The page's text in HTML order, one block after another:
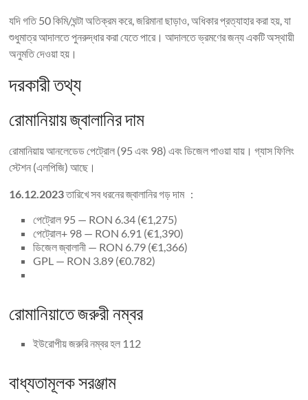
যদি গতি 50 কিমি/ঘন্টা অতিক্রম করে, জরিমানা ছাড়াও, অধিকার প্রত্যাহার করা হয়, যা
শুধুমাত্র আদালতে পুনরুদ্ধার করা যেতে পারে। আদালতে ভ্রমণের জন্য একটি অস্থায়ী
অনুমতি দেওয়া হয়।
দরকারী তথ্য
রোমানিয়ায় জ্বালানির দাম
রোমানিয়ায় আনলেডেড পেট্রোল (95 এবং 98) এবং ডিজেল পাওয়া যায়। গ্যাস ফিলিং
স্টেশন (এলপিজি) আছে।
16.12.2023তারিখে সব ধরনের জ্বালানির গড় দাম :
পেট্রোল 95 — RON 6.34 (€1,275)
পেট্রোল+ 98 — RON 6.91 (€1,390)
ডিজেল জ্বালানী — RON 6.79 (€1,366)
GPL — RON 3.89 (€0.782)
রোমানিয়াতে জরুরী নম্বর
ইউরোপীয় জরুরি নম্বর হল 112
বাধ্যতামূলক সরঞ্জাম